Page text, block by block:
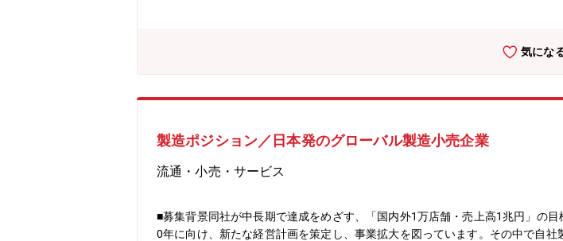
気にな
製造ポジション／日本発のグローバル製造小売企業
流通・小売・サービス
■募集背景同社が中長期で達成をめざす、「国内外1万店舗・売上高1兆円」の
0年に向け、新たな経営計画を策定し、事業拡大を図っています。その中で自